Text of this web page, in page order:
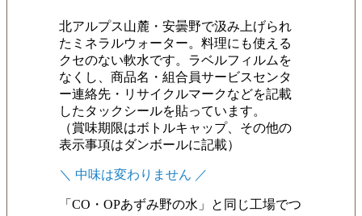
北アルプス山麓・安曇野で汲み上げられ
たミネラルウォーター。料理にも使える
クセのない軟水です。ラベルフィルムを
なくし、商品名・組合員サービスセンタ
ー連絡先・リサイクルマークなどを記載
したタックシールを貼っています。
（賞味期限はボトルキャップ、その他の
表示事項はダンボールに記載）
＼ 中味は変わりません ／
「CO・OPあずみ野の水」と同じ工場でつ